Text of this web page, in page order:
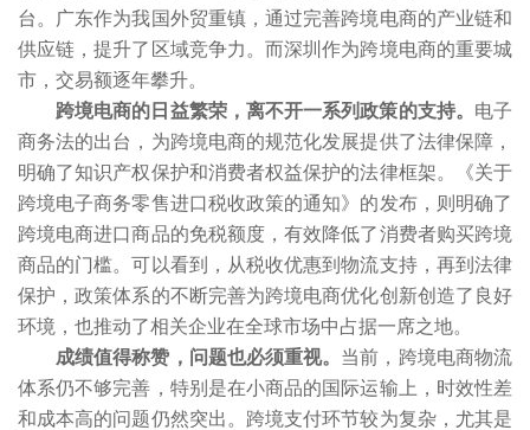
台。广东作为我国外贸重镇，通过完善跨境电商的产业链和
供应链，提升了区域竞争力。而深圳作为跨境电商的重要城
市，交易额逐年攀升。
跨境电商的日益繁荣，离不开一系列政策的支持。 电子
商务法的出台，为跨境电商的规范化发展提供了法律保障，
明确了知识产权保护和消费者权益保护的法律框架。《关于
跨境电子商务零售进口税收政策的通知》的发布，则明确了
跨境电商进口商品的免税额度，有效降低了消费者购买跨境
商品的门槛。可以看到，从税收优惠到物流支持，再到法律
保护，政策体系的不断完善为跨境电商优化创新创造了良好
环境，也推动了相关企业在全球市场中占据一席之地。
成绩值得称赞，问题也必须重视。 当前，跨境电商物流
体系仍不够完善，特别是在小商品的国际运输上，时效性差
和成本高的问题仍然突出。跨境支付环节较为复杂，尤其是